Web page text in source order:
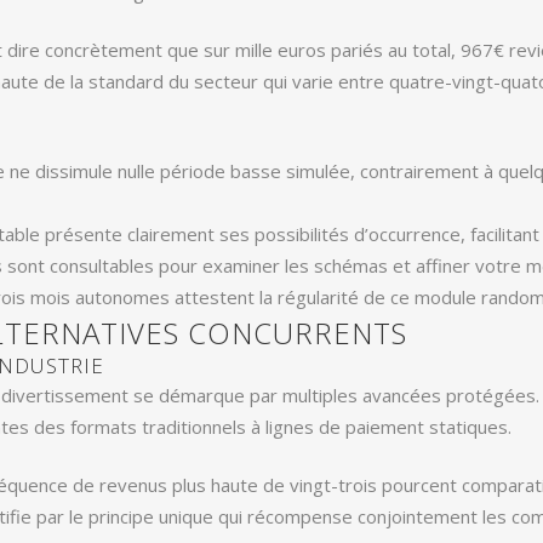
concrètement que sur mille euros pariés au total, 967€
de la standard du secteur qui varie entre quatre-vingt-
ne dissimule nulle période basse simulée, contrairement à
présente clairement ses possibilités d’occurrence,
consultables pour examiner les schémas et affiner votre
mois autonomes attestent la régularité de ce module
CONCURRENTS
se démarque par multiples avancées
des formats traditionnels à lignes de paiement statiques.
de revenus plus haute de vingt-trois pourcent
par le principe unique qui récompense conjointement les